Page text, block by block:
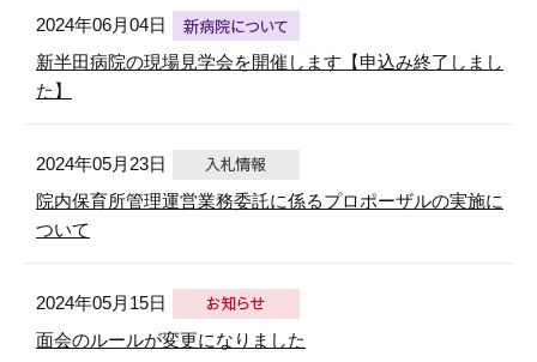
2024年06月04日
新半田病院の現場見学会を開催します【申込み終了しまし
た】
2024年05月23日
院内保育所管理運営業務委託に係るプロポーザルの実施に
ついて
2024年05月15日
面会のルールが変更になりました